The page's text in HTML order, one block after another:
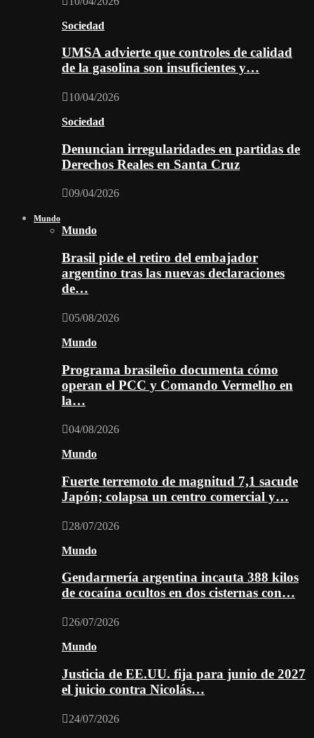
Sociedad
UMSA advierte que controles de calidad
de la gasolina son insuficientes y…
10/04/2026
Sociedad
Denuncian irregularidades en partidas de
Derechos Reales en Santa Cruz
09/04/2026
Mundo
Mundo
Brasil pide el retiro del embajador
argentino tras las nuevas declaraciones
de…
05/08/2026
Mundo
Programa brasileño documenta cómo
operan el PCC y Comando Vermelho en
la…
04/08/2026
Mundo
Fuerte terremoto de magnitud 7,1 sacude
Japón; colapsa un centro comercial y…
28/07/2026
Mundo
Gendarmería argentina incauta 388 kilos
de cocaína ocultos en dos cisternas con…
26/07/2026
Mundo
Justicia de EE.UU. fija para junio de 2027
el juicio contra Nicolás…
24/07/2026